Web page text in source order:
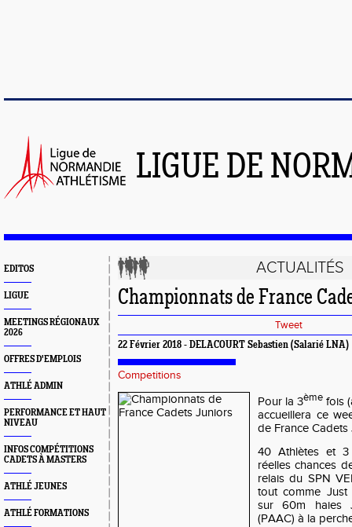
LIGUE DE
EDITOS
LIGUE
MEETINGS RÉGIONAUX
2026
OFFRES D'EMPLOIS
ATHLÉ ADMIN
PERFORMANCE ET HAUT
NIVEAU
INFOS COMPÉTITIONS
CADETS À MASTERS
ATHLÉ JEUNES
ATHLÉ FORMATIONS
ACTUALITÉS
Championnats de France
Tweet
22 Février 2018 - DELACOURT Sebastien (Salarié LNA)
Competitions
Pour la 3ème fois
accueillera ce
de France Cadets
40 Athlètes et
réelles chances
relais du SPN
tout comme Just
sur 60m haies
(PAAC) à la